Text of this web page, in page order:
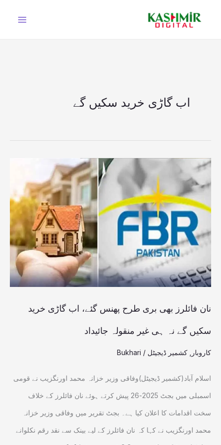
اب گاڑی خرید سکیں گے
نان فائلرز بھی بری طرح پھنس گئے، اب گاڑی خرید
سکیں گے نہ ہی غیر منقولہ جائیداد
کاروبار کشمیر ڈیجیٹل /
Bukhari
اسلام آباد(کشمیر ڈیجیٹل)وفاقی وزیر خزانہ محمد اورنگزیب نے قومی
اسمبلی میں بجٹ 2025-26 پیش کرتے ہوئے نان فائلرز کے خلاف
سخت اقدامات کا اعلان کیا ہے۔ بجٹ تقریر میں وفاقی وزیر خزانہ
محمد اورنگزیب نے کہا کہ نان فائلرز کے لیے بینک سے نقد رقم نکلوانے
نان
فائلرز
بھی
طرح
گئے،
اب
گاڑی
گے
نہ
ہی
جائیداد